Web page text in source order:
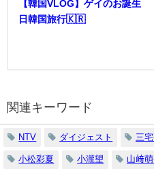
【韓国VLOG】ゲイのお誕生
日韓国旅行🇰🇷
関連キーワード
NTV ダイジェスト 三
小松彩夏 小瀧望 山﨑